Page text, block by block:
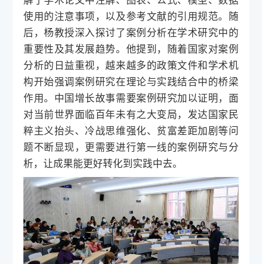
使用的注意事项，以及参考文献的引用规范。
随
后，杨教授深入探讨了案例分析在学术研究中的
重要性及其发展趋势。他提到，随着国家对案例
分析的日益重视，越来越多的政策文件和学术机
构开始强调案例研究在理论与实践结合中的桥梁
作用。中国增长故事需要案例研究加以证明，面
对当前世界面临百年未有之大变局，发达国家民
粹主义抬头、冷战思维强化、贫富差距加剧等问
题不断显现，更需要进行第一线的案例研究与分
析，让成果能更好转化到实践中去。